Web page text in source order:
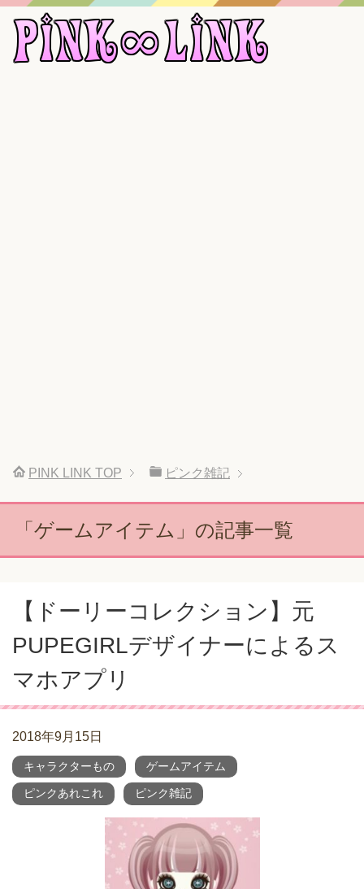
PINK LINK TOP ピンク雑記
「ゲームアイテム」の記事一覧
【ドーリーコレクション】元
PUPEGIRLデザイナーによるス
マホアプリ
2018年9月15日
キャラクターもの ゲームアイテム
ピンクあれこれ ピンク雑記